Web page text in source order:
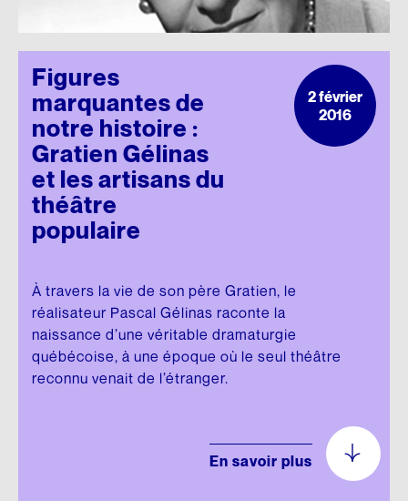
Figures
marquantes de
notre histoire :
Gratien Gélinas
et les artisans du
théâtre
populaire
À travers la vie de son père Gratien, le
réalisateur Pascal Gélinas raconte la
naissance d’une véritable dramaturgie
québécoise, à une époque où le seul théâtre
reconnu venait de l’étranger.
En savoir plus
2 février
2016